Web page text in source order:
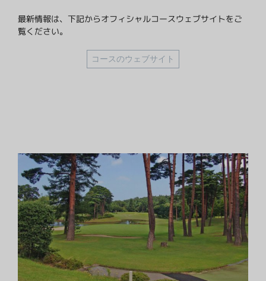
最新情報は、下記からオフィシャルコースウェブサイトをご
覧ください。
コースのウェブサイト